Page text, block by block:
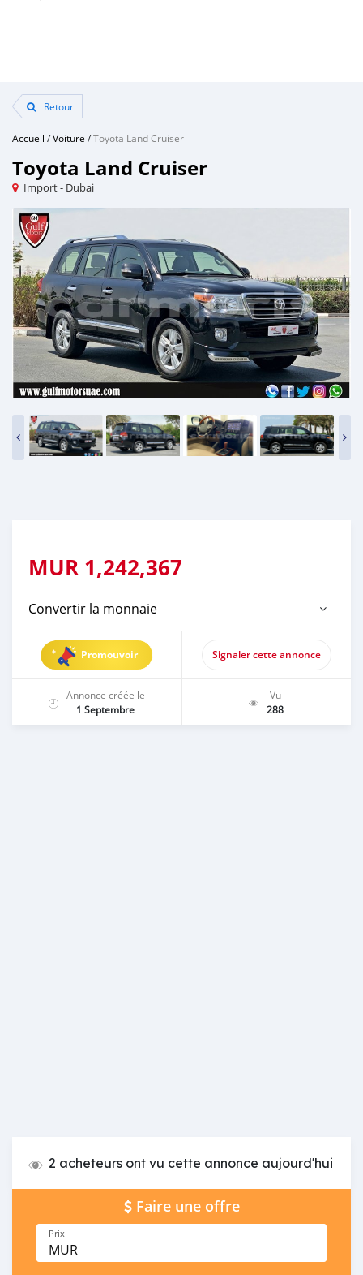
Retour
Accueil /Voiture /Toyota Land Cruiser
Toyota Land Cruiser
Import - Dubai
MUR 1,242,367
Convertir la monnaie
Promouvoir Signaler cette annonce
Annonce créée le
1 Septembre
Vu
288
2 acheteurs ont vu cette annonce aujourd'hui
Faire une offre
Prix
MUR